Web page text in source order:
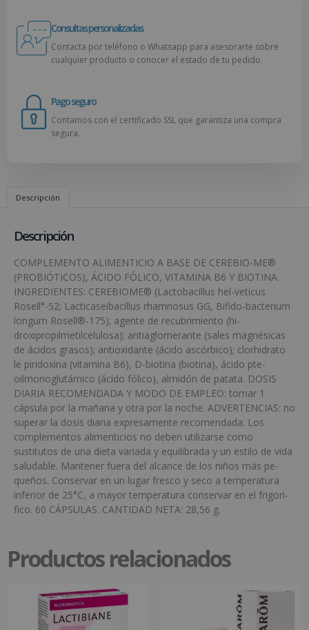
Consultas personalizadas
Contacta por teléfono o Whatsapp para asesorarte sobre
cualquier producto o conocer el estado de tu pedido.
Pago seguro
Contamos con el certificado SSL que garantiza una compra
segura.
Descripción
Descripción
COMPLEMENTO ALIMENTICIO A BASE DE CEREBIO-ME®
(PROBIÓTICOS), ÁCIDO FÓLICO, VITAMINA B6 Y BIOTINA.
INGREDIENTES: CEREBIOME® (Lactobacillus hel-veticus
Rosell°-52; Lacticaseibacillus rhamnosus GG, Bifido-bacterium
longum Rosell®-175); agente de recubrimiento (hi-
droxipropilmetilcelulosa); antiaglomerante (sales magnésicas
de ácidos grasos); antioxidante (ácido ascórbico); clorhidrato
le piridoxina (vitamina B6), D-biotina (biotina), ácido pte-
oilmonoglutámico (ácido fólico), almidón de patata. DOSIS
DIARIA RECOMENDADA Y MODO DE EMPLEO: tomar 1
cápsula por la mañana y otra por la noche. ADVERTENCIAS: no
superar la dosis diaria expresamente recomendada. Los
complementos alimenticios no deben utilizarse como
sustitutos de una dieta variada y equilibrada y un estilo de vida
saludable. Mantener fuera del alcance de los niños más pe-
queños. Conservar en un lugar fresco y seco a temperatura
inferior de 25°C, a mayor temperatura conservar en el frigori-
fico. 60 CÁPSULAS. CANTIDAD NETA: 28,56 g.
Productos relacionados